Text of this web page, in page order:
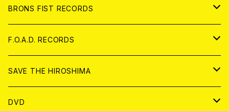
アパレル
ANALOG
BRONS FIST RECORDS
CD
ANALOG
F.O.A.D. RECORDS
CD
ANALOG
SAVE THE HIROSHIMA
アパレル
DVD